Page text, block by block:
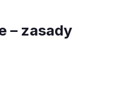
– zasady